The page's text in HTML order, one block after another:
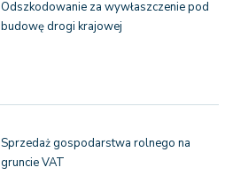
Odszkodowanie za wywłaszczenie pod
budowę drogi krajowej
Sprzedaż gospodarstwa rolnego na
gruncie VAT